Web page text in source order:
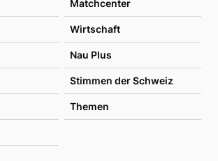
Matchcenter
Wirtschaft
Nau Plus
Stimmen der Schweiz
Themen